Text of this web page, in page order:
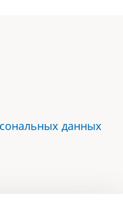
данных